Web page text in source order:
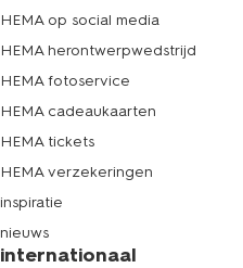
HEMA op social media
HEMA herontwerpwedstrijd
HEMA fotoservice
HEMA cadeaukaarten
HEMA tickets
HEMA verzekeringen
inspiratie
nieuws
internationaal